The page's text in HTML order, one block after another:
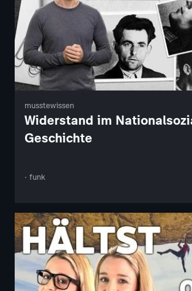
musstewissen
Widerstand im
Geschichte
· funk